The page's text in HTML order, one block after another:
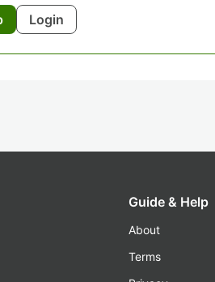
Login
Guide & Help
About
Terms